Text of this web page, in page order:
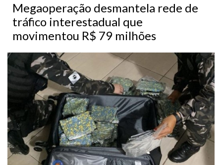
Megaoperação desmantela rede de
tráfico interestadual que
movimentou R$ 79 milhões